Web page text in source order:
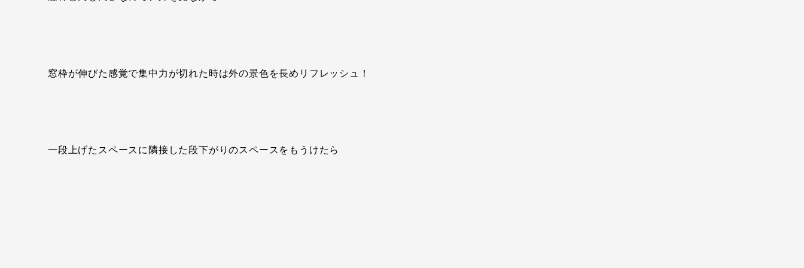
窓枠が伸びた感覚で集中力が切れた時は外の景色を長めリフレッシュ！
一段上げたスペースに隣接した段下がりのスペースをもうけたら